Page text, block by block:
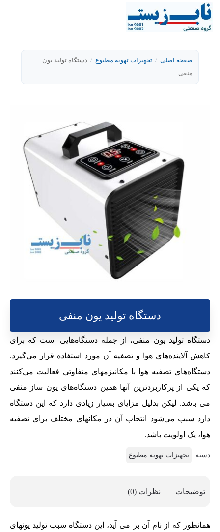
صفحه اصلی / تجهیزات تهویه مطبوع / دستگاه تولید یون
منفی
دستگاه تولید یون منفی
دستگاه تولید یون منفی، از جمله دستگاه‌هایی است که برای
کاهش آلاینده‌های هوا و تصفیه آن مورد استفاده قرار می‌گیرد.
دستگاه‌های تصفیه هوا با مکانیزمهای متفاوتی فعالیت می‌کنند
که یکی از پرکاربردترین آنها همین دستگاه‌های یون ساز منفی
می باشد. لیکن بدلیل مزایای بسیار زیادی دارد که این دستگاه
دارد سبب می‌شود انتخاب آن در مکانهای مختلف برای تصفیه
هوا، یک اولویت باشد.
دسته: تجهیزات تهویه مطبوع
توضیحات نظرات (0)
همانطور که از نام آن بر می آید، این دستگاه سبب تولید یونهای